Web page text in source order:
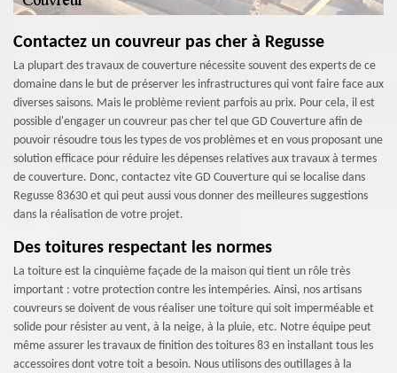
Contactez un couvreur pas cher à Regusse
La plupart des travaux de couverture nécessite souvent des experts de ce
domaine dans le but de préserver les infrastructures qui vont faire face aux
diverses saisons. Mais le problème revient parfois au prix. Pour cela, il est
possible d'engager un couvreur pas cher tel que GD Couverture afin de
pouvoir résoudre tous les types de vos problèmes et en vous proposant une
solution efficace pour réduire les dépenses relatives aux travaux à termes
de couverture. Donc, contactez vite GD Couverture qui se localise dans
Regusse 83630 et qui peut aussi vous donner des meilleures suggestions
dans la réalisation de votre projet.
Des toitures respectant les normes
La toiture est la cinquième façade de la maison qui tient un rôle très
important : votre protection contre les intempéries. Ainsi, nos artisans
couvreurs se doivent de vous réaliser une toiture qui soit imperméable et
solide pour résister au vent, à la neige, à la pluie, etc. Notre équipe peut
même assurer les travaux de finition des toitures 83 en installant tous les
accessoires dont votre toit a besoin. Nous utilisons des outillages à la